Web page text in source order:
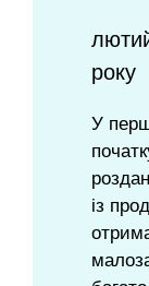
року
У
із